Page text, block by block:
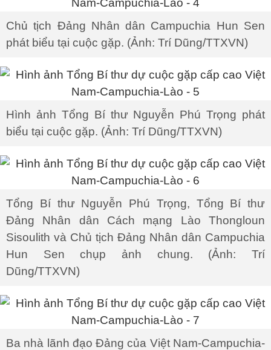
Chủ tịch Đảng Nhân dân Campuchia Hun Sen
phát biểu tại cuộc gặp. (Ảnh: Trí Dũng/TTXVN)
Hình ảnh Tổng Bí thư Nguyễn Phú Trọng phát
biểu tại cuộc gặp. (Ảnh: Trí Dũng/TTXVN)
Tổng Bí thư Nguyễn Phú Trọng, Tổng Bí thư
Đảng Nhân dân Cách mạng Lào Thongloun
Sisoulith và Chủ tịch Đảng Nhân dân Campuchia
Hun Sen chụp ảnh chung. (Ảnh: Trí
Dũng/TTXVN)
Ba nhà lãnh đạo Đảng của Việt Nam-Campuchia-